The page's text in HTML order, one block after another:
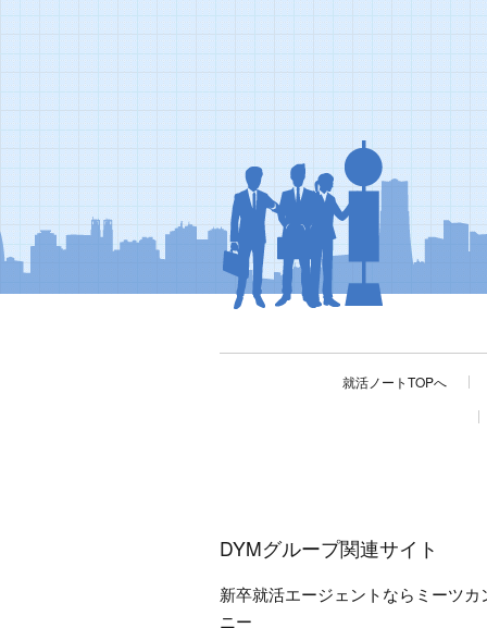
就活ノートTOPへ
DYMグループ関連サイト
新卒就活エージェントならミーツカ
ニー